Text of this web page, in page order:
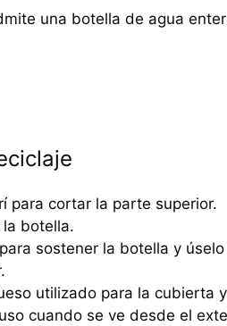
una botella de agua
para cortar la parte superior.
botella.
sostener la botella y
utilizado para la cubierta
cuando se ve desde el